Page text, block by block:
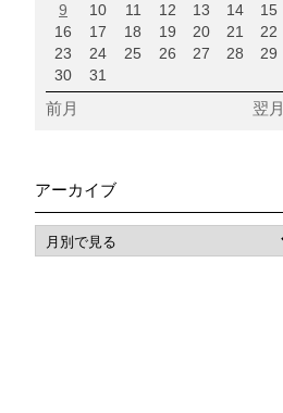
9
10 11 12 13 14
15
16
17 18 19 20 21
22
23
24 25 26 27 28
29
30
31
前月 翌月
アーカイブ